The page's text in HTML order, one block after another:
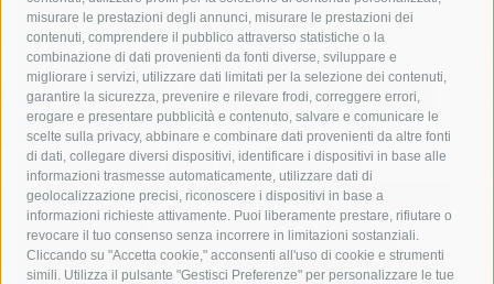
misurare le prestazioni degli annunci, misurare le prestazioni dei
contenuti, comprendere il pubblico attraverso statistiche o la
combinazione di dati provenienti da fonti diverse, sviluppare e
migliorare i servizi, utilizzare dati limitati per la selezione dei contenuti,
garantire la sicurezza, prevenire e rilevare frodi, correggere errori,
erogare e presentare pubblicità e contenuto, salvare e comunicare le
scelte sulla privacy, abbinare e combinare dati provenienti da altre fonti
di dati, collegare diversi dispositivi, identificare i dispositivi in base alle
informazioni trasmesse automaticamente, utilizzare dati di
geolocalizzazione precisi, riconoscere i dispositivi in base a
informazioni richieste attivamente. Puoi liberamente prestare, rifiutare o
revocare il tuo consenso senza incorrere in limitazioni sostanziali.
Cliccando su "Accetta cookie," acconsenti all'uso di cookie e strumenti
simili. Utilizza il pulsante "Gestisci Preferenze" per personalizzare le tue
comune di sorrento
concerto
contagi
costiera amalfitana
covid-19 eav
elezioni
fondazione sorrento
gori guardia costiera
incidente
lavori
lorenzo balducelli mare
massa lubrense
massimo coppola
Meta napoli
ordinanza
penisola sorrentina
piano di sorrento
polizia municipale
protezione civile
Regione Campania
sant'agnello
sindaco cuomo
sorrento studenti temporali
treni